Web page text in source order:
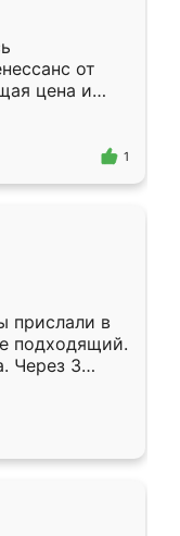
от
цена и
Приехавший
1
прислали в
подходящий.
Через 3
Остались